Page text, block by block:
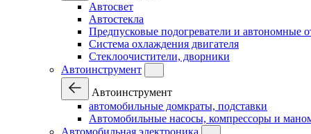
Автосвет
Автостекла
Предпусковые подогреватели и автономные
Система охлаждения двигателя
Стеклоочистители, дворники
Автоинструмент
Автоинструмент
автомобильные домкраты, подставки
Автомобильные насосы, компрессоры и
Автомобильная электроника